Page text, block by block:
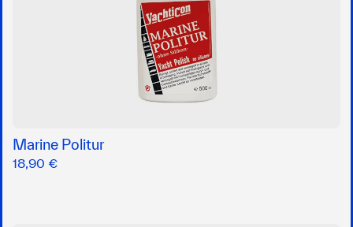
Marine Politur
18,90 €